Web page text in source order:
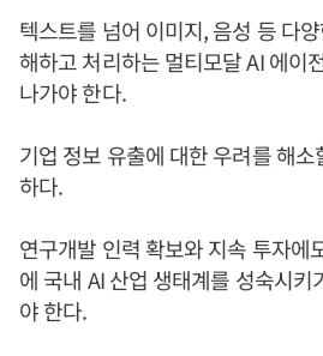
텍스트를 넘어 이미지, 음성 등 다
해하고 처리하는 멀티모달 AI 에이
나가야 한다.
기업 정보 유출에 대한 우려를 해
하다.
연구개발 인력 확보와 지속 투자에
에 국내 AI 산업 생태계를 성숙시키
야 한다.